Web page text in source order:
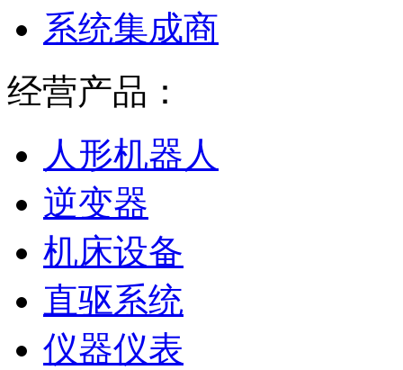
系统集成商
经营产品：
人形机器人
逆变器
机床设备
直驱系统
仪器仪表